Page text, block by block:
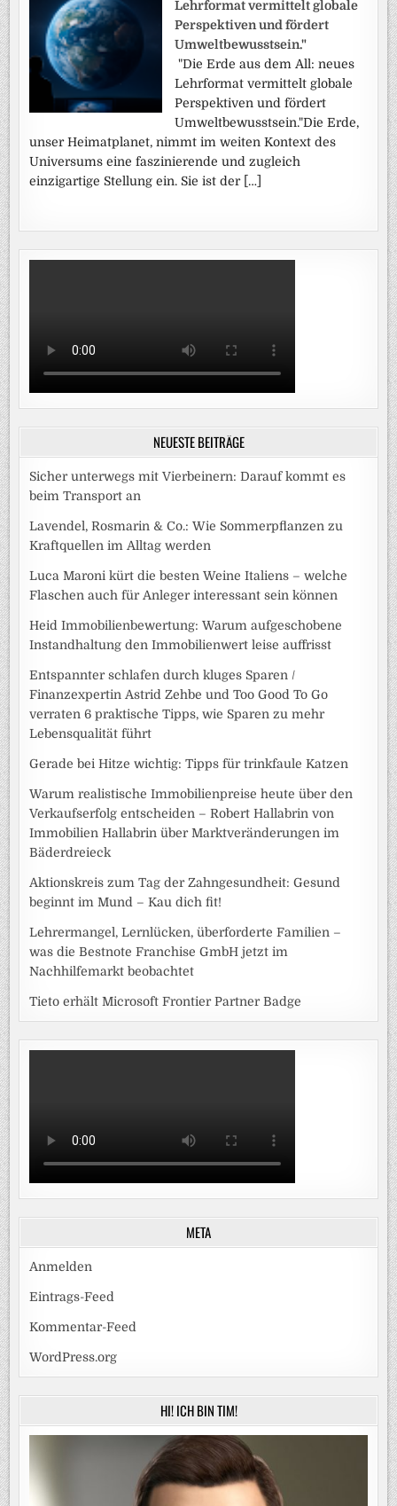
Lehrformat vermittelt globale
Perspektiven und fördert
Umweltbewusstsein."
"Die Erde aus dem All: neues
Lehrformat vermittelt globale
Perspektiven und fördert
Umweltbewusstsein."Die Erde,
unser Heimatplanet, nimmt im weiten Kontext des
Universums eine faszinierende und zugleich
einzigartige Stellung ein. Sie ist der […]
NEUESTE BEITRÄGE
Sicher unterwegs mit Vierbeinern: Darauf kommt es
beim Transport an
Lavendel, Rosmarin & Co.: Wie Sommerpflanzen zu
Kraftquellen im Alltag werden
Luca Maroni kürt die besten Weine Italiens – welche
Flaschen auch für Anleger interessant sein können
Heid Immobilienbewertung: Warum aufgeschobene
Instandhaltung den Immobilienwert leise auffrisst
Entspannter schlafen durch kluges Sparen /
Finanzexpertin Astrid Zehbe und Too Good To Go
verraten 6 praktische Tipps, wie Sparen zu mehr
Lebensqualität führt
Gerade bei Hitze wichtig: Tipps für trinkfaule Katzen
Warum realistische Immobilienpreise heute über den
Verkaufserfolg entscheiden – Robert Hallabrin von
Immobilien Hallabrin über Marktveränderungen im
Bäderdreieck
Aktionskreis zum Tag der Zahngesundheit: Gesund
beginnt im Mund – Kau dich fit!
Lehrermangel, Lernlücken, überforderte Familien –
was die Bestnote Franchise GmbH jetzt im
Nachhilfemarkt beobachtet
Tieto erhält Microsoft Frontier Partner Badge
META
Anmelden
Eintrags-Feed
Kommentar-Feed
WordPress.org
HI! ICH BIN TIM!